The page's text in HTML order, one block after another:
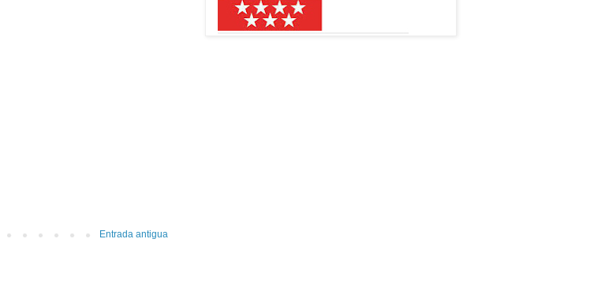
Entrada antigua